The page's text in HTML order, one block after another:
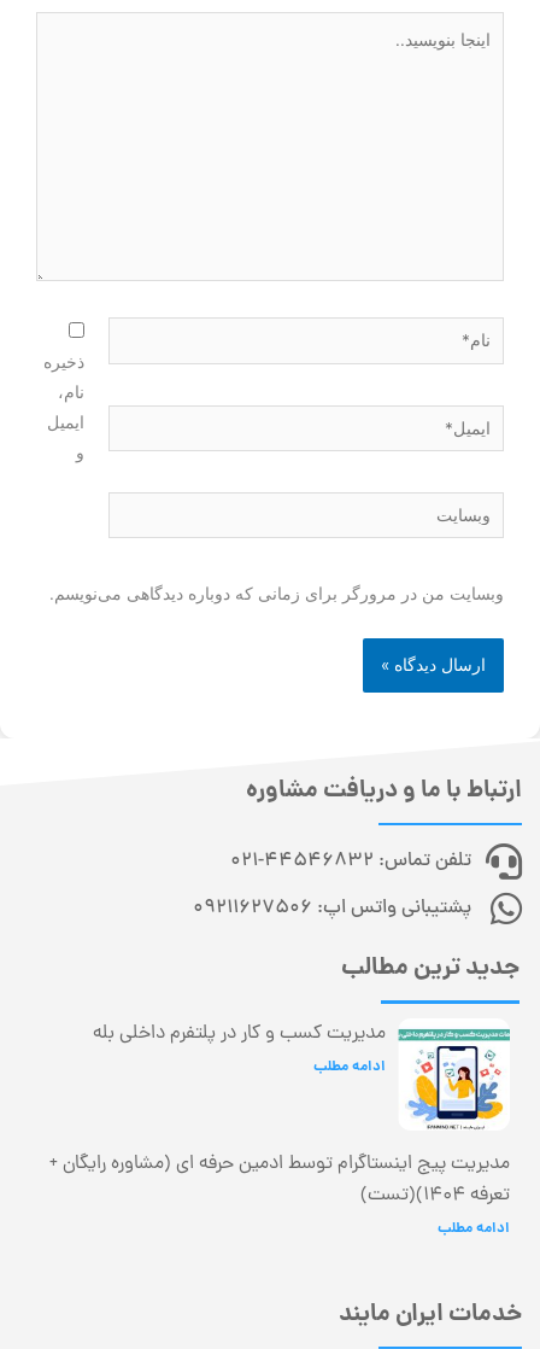
ذخیره
نام،
ایمیل
و
وبسایت من در مرورگر برای زمانی که دوباره دیدگاهی می‌نویسم.
ارتباط با ما و دریافت مشاوره
تلفن تماس: 44546832-021
پشتیبانی واتس اپ: 09211627506
جدید ترین مطالب
مدیریت کسب و کار در پلتفرم داخلی بله
ادامه مطلب
مدیریت پیج اینستاگرام توسط ادمین حرفه ای (مشاوره رایگان +
تعرفه 1404)(تست)
ادامه مطلب
خدمات ایران مایند